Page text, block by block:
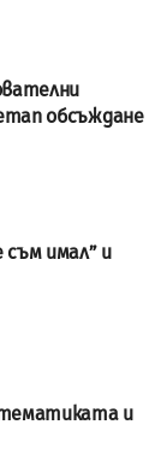
обсъждане
имал” и
и